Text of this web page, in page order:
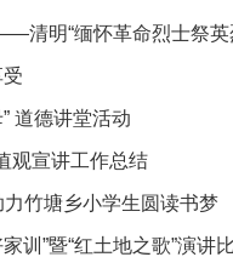
清明“缅怀革命烈士祭英
道德讲堂活动
观宣讲工作总结
力竹塘乡小学生圆读书梦
训”暨“红土地之歌”演讲